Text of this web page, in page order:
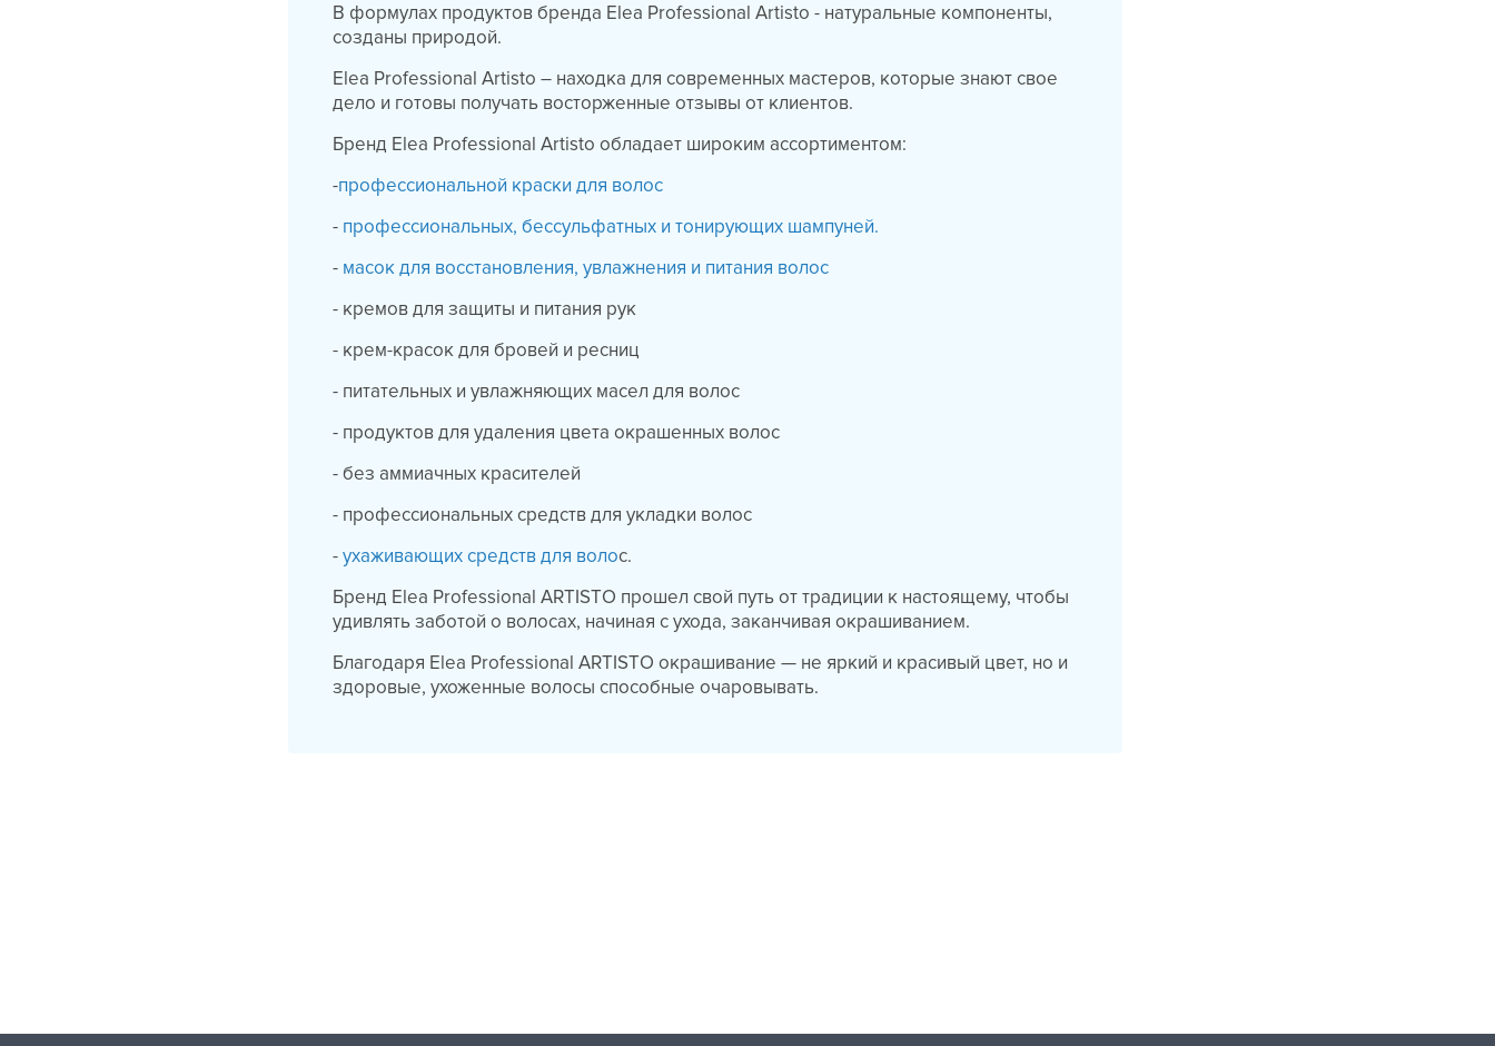
В формулах продуктов бренда Elea Professional Artisto - натуральные компоненты,
созданы природой.
Elea Professional Artisto – находка для современных мастеров, которые знают свое
дело и готовы получать восторженные отзывы от клиентов.
Бренд Elea Professional Artisto обладает широким ассортиментом:
-профессиональной краски для волос
- профессиональных, бессульфатных и тонирующих шампуней.
- масок для восстановления, увлажнения и питания волос
- кремов для защиты и питания рук
- крем-красок для бровей и ресниц
- питательных и увлажняющих масел для волос
- продуктов для удаления цвета окрашенных волос
- без аммиачных красителей
- профессиональных средств для укладки волос
-ухаживающих средств для волос.
Бренд Elea Professional ARTISTO прошел свой путь от традиции к настоящему, чтобы
удивлять заботой о волосах, начиная с ухода, заканчивая окрашиванием.
Благодаря Elea Professional ARTISTO окрашивание — не яркий и красивый цвет, но и
здоровые, ухоженные волосы способные очаровывать.